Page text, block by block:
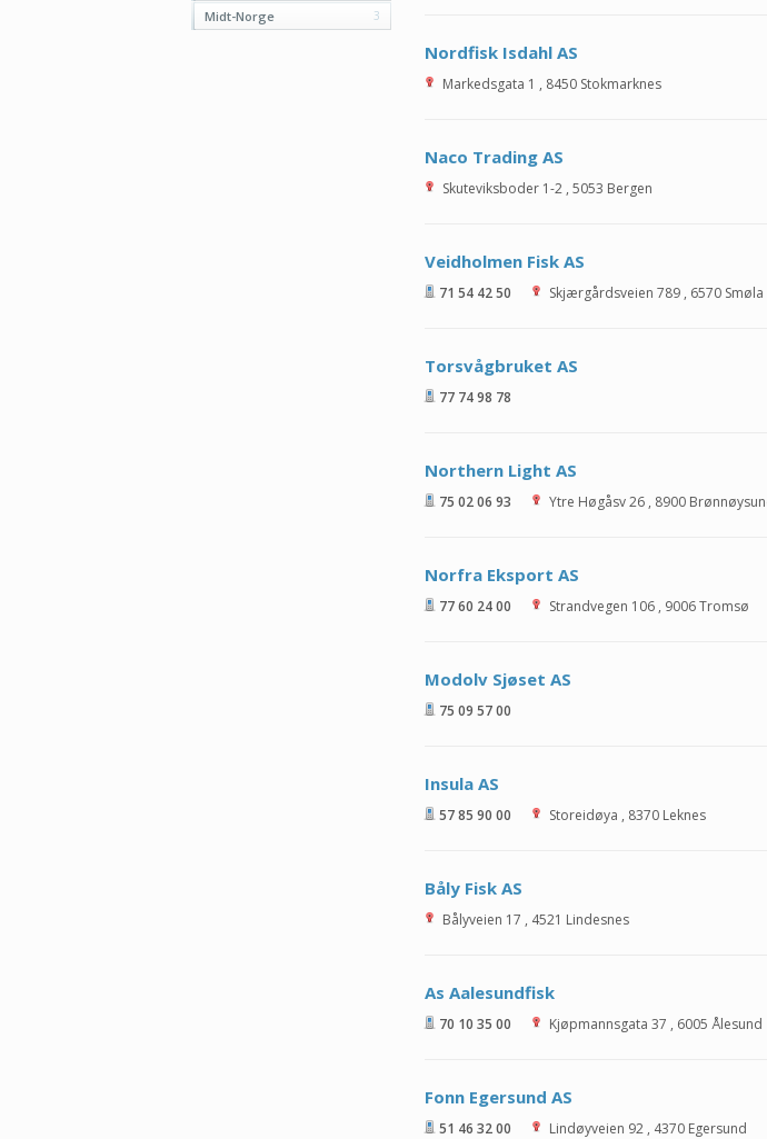
Midt-Norge 3
Nordfisk Isdahl AS
Markedsgata 1 , 8450 Stokmarknes
Naco Trading AS
Skuteviksboder 1-2 , 5053 Bergen
Veidholmen Fisk AS
71 54 42 50 Skjærgårdsveien 789 , 6570 Smøla
Torsvågbruket AS
77 74 98 78
Northern Light AS
75 02 06 93 Ytre Høgåsv 26 , 8900
Norfra Eksport AS
77 60 24 00 Strandvegen 106 , 9006Tromsø
Modolv Sjøset AS
75 09 57 00
Insula AS
57 85 90 00 Storeidøya , 8370 Leknes
Båly Fisk AS
Bålyveien 17 , 4521 Lindesnes
As Aalesundfisk
70 10 35 00 Kjøpmannsgata 37 , 6005 Ålesund
Fonn Egersund AS
51 46 32 00 Lindøyveien 92 , 4370 Egersund